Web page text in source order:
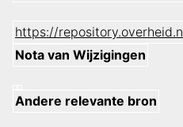
https://
Nota van Wijzigingen
Andere relevante bron